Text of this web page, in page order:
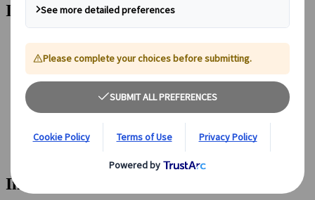
Indice dei Contenuti
Perché il Giappone è una meta ideale anche dopo i 60 anni
Perché scegliere un tour guidato Japanspecialist
Quale formula di viaggio scegliere
Top 3 tour Japanspecialist per un viaggio in Giappone per
Quando è meglio partire
Consigli pratici per un viaggio sereno
Un viaggio che lascia il segno
FAQ - Domande Frequenti
In breve